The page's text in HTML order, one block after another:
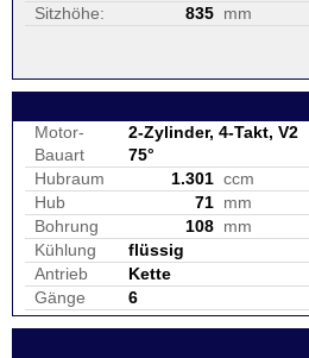
Sitzhöhe:
835 mm
Motor-
Bauart
2-Zylinder, 4-Takt, V2
75°
Hubraum
1.301 ccm
Hub
71 mm
Bohrung
108 mm
Kühlung
flüssig
Antrieb
Kette
Gänge
6